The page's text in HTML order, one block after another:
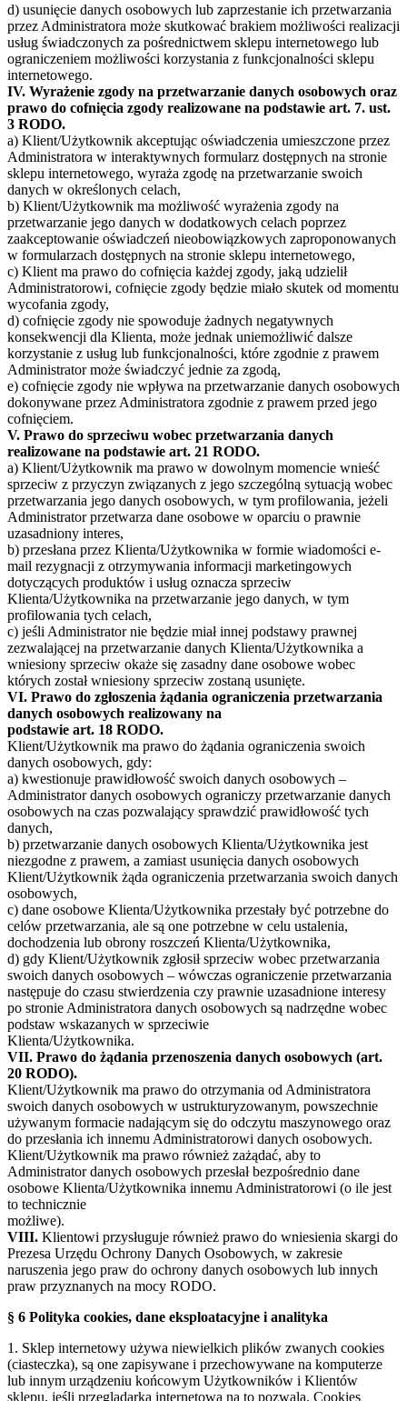
d) usunięcie danych osobowych lub zaprzestanie ich przetwarzania
przez Administratora może skutkować brakiem możliwości realizacji
usług świadczonych za pośrednictwem sklepu internetowego lub
ograniczeniem możliwości korzystania z funkcjonalności sklepu
internetowego.
IV. Wyrażenie zgody na przetwarzanie danych osobowych oraz
prawo do cofnięcia zgody realizowane na podstawie art. 7. ust.
3 RODO.
a) Klient/Użytkownik akceptując oświadczenia umieszczone przez
Administratora w interaktywnych formularz dostępnych na stronie
sklepu internetowego, wyraża zgodę na przetwarzanie swoich
danych w określonych celach,
b) Klient/Użytkownik ma możliwość wyrażenia zgody na
przetwarzanie jego danych w dodatkowych celach poprzez
zaakceptowanie oświadczeń nieobowiązkowych zaproponowanych
w formularzach dostępnych na stronie sklepu internetowego,
c) Klient ma prawo do cofnięcia każdej zgody, jaką udzielił
Administratorowi, cofnięcie zgody będzie miało skutek od momentu
wycofania zgody,
d) cofnięcie zgody nie spowoduje żadnych negatywnych
konsekwencji dla Klienta, może jednak uniemożliwić dalsze
korzystanie z usług lub funkcjonalności, które zgodnie z prawem
Administrator może świadczyć jednie za zgodą,
e) cofnięcie zgody nie wpływa na przetwarzanie danych osobowych
dokonywane przez Administratora zgodnie z prawem przed jego
cofnięciem.
V. Prawo do sprzeciwu wobec przetwarzania danych
realizowane na podstawie art. 21 RODO.
a) Klient/Użytkownik ma prawo w dowolnym momencie wnieść
sprzeciw z przyczyn związanych z jego szczególną sytuacją wobec
przetwarzania jego danych osobowych, w tym profilowania, jeżeli
Administrator przetwarza dane osobowe w oparciu o prawnie
uzasadniony interes,
b) przesłana przez Klienta/Użytkownika w formie wiadomości e-
mail rezygnacji z otrzymywania informacji marketingowych
dotyczących produktów i usług oznacza sprzeciw
Klienta/Użytkownika na przetwarzanie jego danych, w tym
profilowania tych celach,
c) jeśli Administrator nie będzie miał innej podstawy prawnej
zezwalającej na przetwarzanie danych Klienta/Użytkownika a
wniesiony sprzeciw okaże się zasadny dane osobowe wobec
których został wniesiony sprzeciw zostaną usunięte.
VI. Prawo do zgłoszenia żądania ograniczenia przetwarzania
danych osobowych realizowany na
podstawie art. 18 RODO.
Klient/Użytkownik ma prawo do żądania ograniczenia swoich
danych osobowych, gdy:
a) kwestionuje prawidłowość swoich danych osobowych –
Administrator danych osobowych ograniczy przetwarzanie danych
osobowych na czas pozwalający sprawdzić prawidłowość tych
danych,
b) przetwarzanie danych osobowych Klienta/Użytkownika jest
niezgodne z prawem, a zamiast usunięcia danych osobowych
Klient/Użytkownik żąda ograniczenia przetwarzania swoich danych
osobowych,
c) dane osobowe Klienta/Użytkownika przestały być potrzebne do
celów przetwarzania, ale są one potrzebne w celu ustalenia,
dochodzenia lub obrony roszczeń Klienta/Użytkownika,
d) gdy Klient/Użytkownik zgłosił sprzeciw wobec przetwarzania
swoich danych osobowych – wówczas ograniczenie przetwarzania
następuje do czasu stwierdzenia czy prawnie uzasadnione interesy
po stronie Administratora danych osobowych są nadrzędne wobec
podstaw wskazanych w sprzeciwie
Klienta/Użytkownika.
VII. Prawo do żądania przenoszenia danych osobowych (art.
20 RODO).
Klient/Użytkownik ma prawo do otrzymania od Administratora
swoich danych osobowych w ustrukturyzowanym, powszechnie
używanym formacie nadającym się do odczytu maszynowego oraz
do przesłania ich innemu Administratorowi danych osobowych.
Klient/Użytkownik ma prawo również zażądać, aby to
Administrator danych osobowych przesłał bezpośrednio dane
osobowe Klienta/Użytkownika innemu Administratorowi (o ile jest
to technicznie
możliwe).
VIII. Klientowi przysługuje również prawo do wniesienia skargi do
Prezesa Urzędu Ochrony Danych Osobowych, w zakresie
naruszenia jego praw do ochrony danych osobowych lub innych
praw przyznanych na mocy RODO.
§ 6 Polityka cookies, dane eksploatacyjne i analityka
1. Sklep internetowy używa niewielkich plików zwanych cookies
(ciasteczka), są one zapisywane i przechowywane na komputerze
lub innym urządzeniu końcowym Użytkowników i Klientów
sklepu, jeśli przeglądarka internetowa na to pozwala. Cookies